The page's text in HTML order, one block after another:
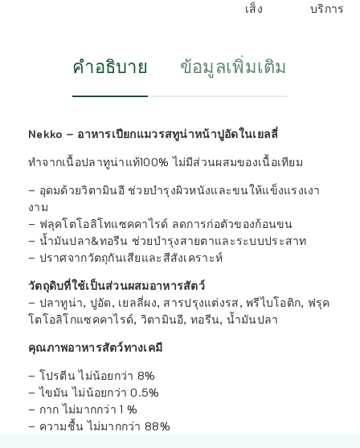
เส็ง
บริการ
คำอธิบาย ข้อมูลเพิ่มเติม
Nekko – อาหารเปียกแมวรสทูน่าหน้าปูอัดในเยลลี่
ทำจากเนื้อปลาทูน่าแท้100% ไม่มีส่วนผสมของเนื้อเทียม
– อุดมด้วยวิตามินอี ช่วยบำรุงผิวหนังและขนให้แข็งแรงเงา
งาม
– ฟลุคโตโอลิโทแซคคาไรด์ ลดการก่อตัวของก้อนขน
– น้ำมันปลา&ทอรีน ช่วยบำรุงสายตาและระบบประสาท
– ปราศจากวัตถุกันเสียและสีสังเคราะห์
วัตถุดิบที่ใช้เป็นส่วนผสมอาหารสัตว์
– ปลาทูน่า, ปูอัด, เยลลี่ผง, สารปรุงแต่งรส, พรีไบโอติก, ฟรุค
โตโอลิโกแซคคาไรด์, วิตามินอี, ทอรีน, น้ำมันปลา
คุณภาพอาหารสัตว์ทางเคมี
– โปรตีน ไม่น้อยกว่า 8%
– ไขมัน ไม่น้อยกว่า 0.5%
– กาก ไม่มากกว่า 1 %
– ความชื้น ไม่มากกว่า 88%